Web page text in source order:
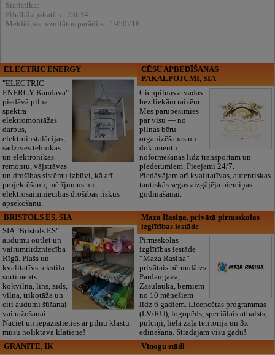
Statistika:
Pilnībā apskatīts : 73634
Meklēšnas rezultātos parādīts : 1950718
ELECTRIC ENERGY
"ELECTRIC
ENERGY Kandava"
piedāvā pilna
spektra
elektromontāžas
darbus,
elektroinstalācijas,
sadzīves tehnikas
un elektronikas
remontu, vājstrāvas
un drošības sistēmu izbūvi, kā arī
projektēšanu, mērījumus un
elektrosaimniecības drošības riskus
apsekošanu.
CĒSU APBEDĪŠANAS
PAKALPOJUMI, SIA
Cieņpilnas atvadas
bez liekām raizēm.
Mēs parūpēsimies
par visu — no
pilnas bēru
organizēšanas un
dokumentu
noformēšanas līdz transportam un
piederumiem. Pieejami 24/7.
Piedāvājam arī kvalitatīvas, autentiskas
tautiskās segas aizgājēja piemiņas
godināšanai.
BRISTOLS ES, SIA
SIA "Bristols ES"
audumu outlet un
vairumtirdzniecība
Rīgā. Plašs un
kvalitatīvs tekstila
sortiments:
kokvilna, lins, zīds,
vilna, trikotāža un
citi audumi šūšanai
vai ražošanai.
Nāciet un iepazīstieties ar pilnu klāstu
mūsu noliktavā klātienē!
Maza Rasiņa, privātā pirmsskolas
izglītības iestāde
Pirmsskolas
izglītības iestāde
“Maza Rasiņa” –
privātais bērnudārzs
Pārdaugavā,
Zasulaukā, bērniem
no 10 mēnešiem
līdz 6 gadiem. Licencētas programmas
(LV/RU), logopēds, speciālais atbalsts,
pulciņi, liela zaļa teritorija un 3x
ēdināšana. Strādājam visu gadu!
GRANITE, IK
Vīnogu stādi